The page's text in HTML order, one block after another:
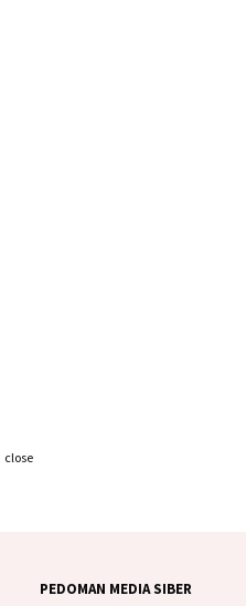
PEDOMAN MEDIA SIBER
close